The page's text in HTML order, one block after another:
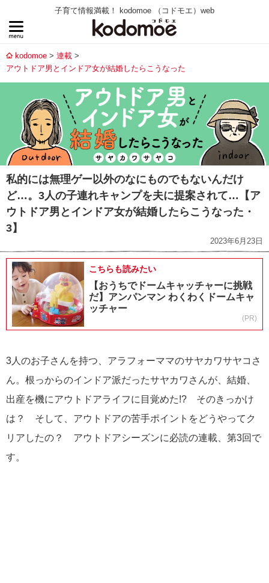
子育て情報満載！ kodomoe （コドモエ）web
kodomoe
連載
アウトドア男とインドア女が結婚したらこうなった
私的には無理ゲー以外のなにものでもないんだけ
ど…。3人の子連れキャンプを夫に提案されて…【ア
ウトドア男とインドア女が結婚したらこうなった・
3】
2023年6月23日
こちらも読みたい
【おうちでドームキャッチャーに挑戦
だ】アンパンマン わくわくドームキャ
ッチャー
(PR)
3人のお子さんを持つ、アラフォーママのサヤカワサヤコさ
ん。根っからのインドア派だったサヤカワさんが、結婚、
出産を機にアウトドアライフに目覚めた!? そのきっかけ
は？ そして、アウトドアの苦手ポイントをどうやってク
リアしたの？ アウトドアシーズンに必読の連載、第3回で
す。